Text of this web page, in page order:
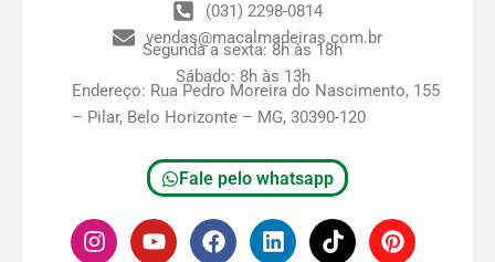
(031) 2298-0814
vendas@macalmadeiras.com.br
Segunda a sexta: 8h às 18h
Sábado: 8h às 13h
Endereço: Rua Pedro Moreira do Nascimento, 155
– Pilar, Belo Horizonte – MG, 30390-120
Fale pelo whatsapp
I
n
Y
o
F
a
L
i
T
i
P
i